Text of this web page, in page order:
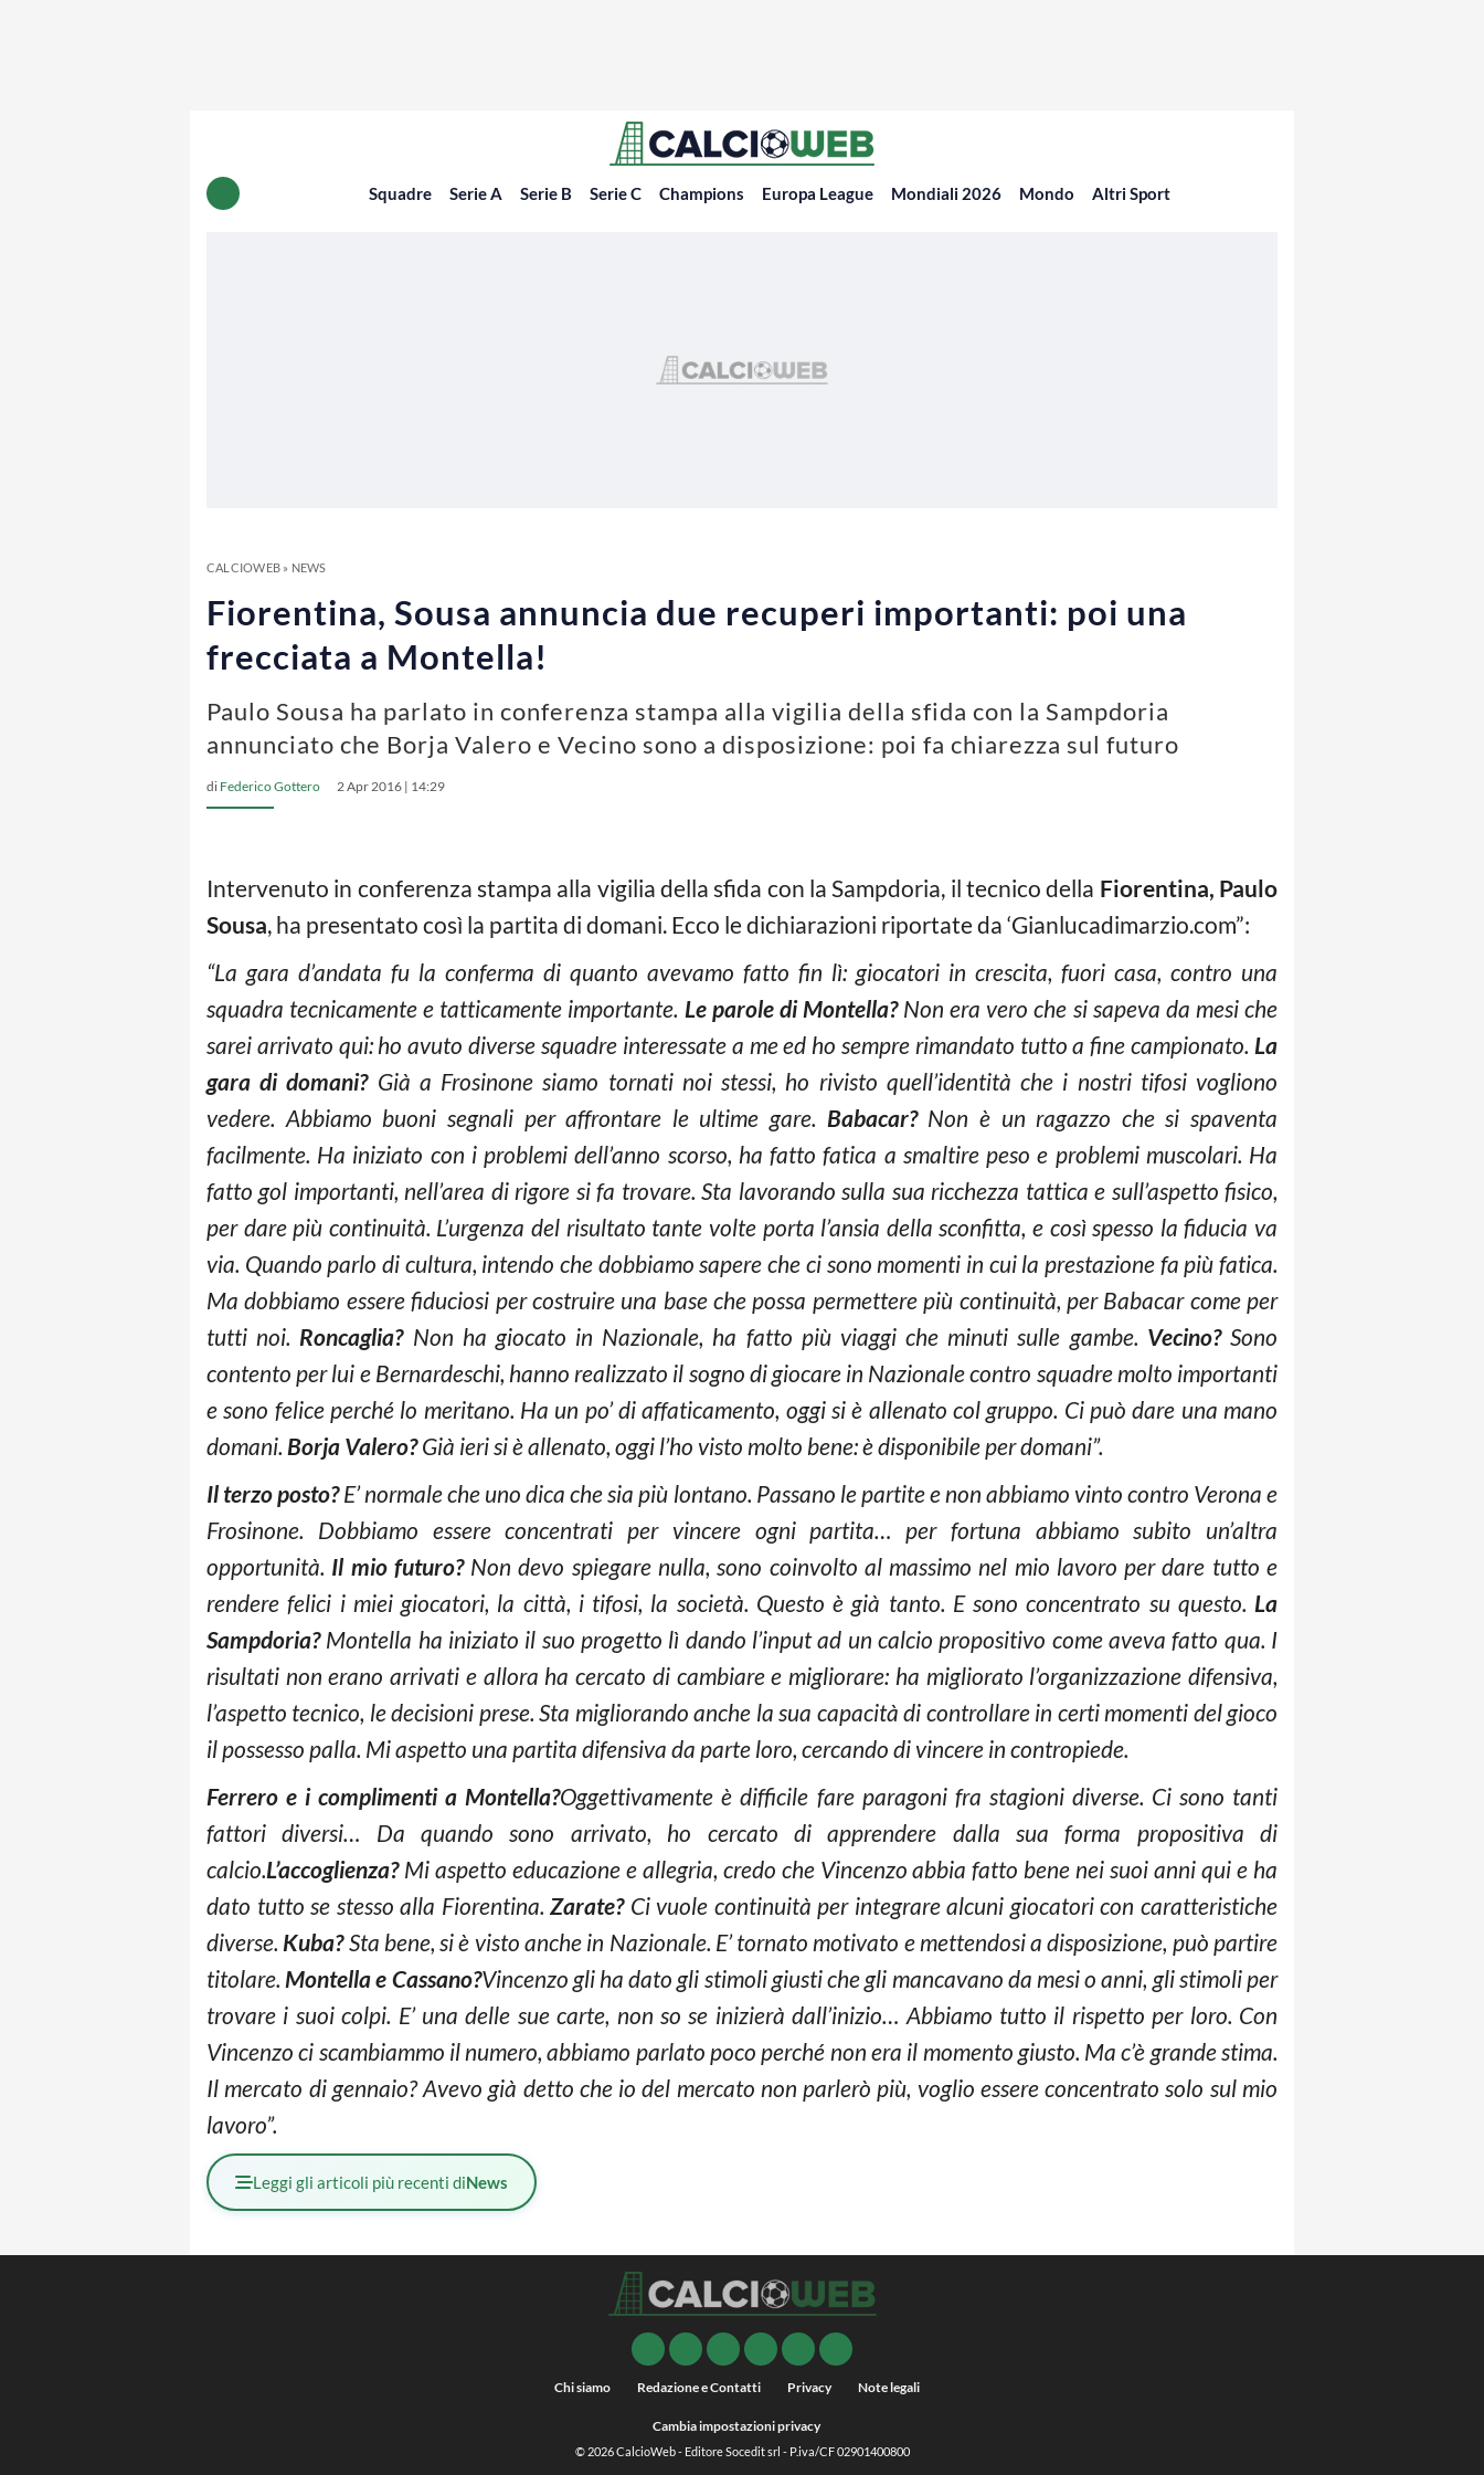
Squadre Serie A Serie B Serie C Champions Europa League Mondiali 2026 Mondo Altri Sport
CALCIOWEB» NEWS
Fiorentina, Sousa annuncia due recuperi importanti: poi una
frecciata a Montella!
Paulo Sousa ha parlato in conferenza stampa alla vigilia della sfida con la Sampdoria
annunciato che Borja Valero e Vecino sono a disposizione: poi fa chiarezza sul futuro
di Federico Gottero 2 Apr 2016 | 14:29
Intervenuto in conferenza stampa alla vigilia della sfida con la Sampdoria, il tecnico della Fiorentina, Paulo
Sousa, ha presentato così la partita di domani. Ecco le dichiarazioni riportate da ‘Gianlucadimarzio.com”:
“La gara d’andata fu la conferma di quanto avevamo fatto fin lì: giocatori in crescita, fuori casa, contro una
squadra tecnicamente e tatticamente importante. Le parole di Montella?Non era vero che si sapeva da mesi che
sarei arrivato qui: ho avuto diverse squadre interessate a me ed ho sempre rimandato tutto a fine campionato. La
gara di domani?Già a Frosinone siamo tornati noi stessi, ho rivisto quell’identità che i nostri tifosi vogliono
vedere. Abbiamo buoni segnali per affrontare le ultime gare. Babacar?Non è un ragazzo che si spaventa
facilmente. Ha iniziato con i problemi dell’anno scorso, ha fatto fatica a smaltire peso e problemi muscolari. Ha
fatto gol importanti, nell’area di rigore si fa trovare. Sta lavorando sulla sua ricchezza tattica e sull’aspetto fisico,
per dare più continuità. L’urgenza del risultato tante volte porta l’ansia della sconfitta, e così spesso la fiducia va
via. Quando parlo di cultura, intendo che dobbiamo sapere che ci sono momenti in cui la prestazione fa più fatica.
Ma dobbiamo essere fiduciosi per costruire una base che possa permettere più continuità, per Babacar come per
tutti noi. Roncaglia?Non ha giocato in Nazionale, ha fatto più viaggi che minuti sulle gambe. Vecino?Sono
contento per lui e Bernardeschi, hanno realizzato il sogno di giocare in Nazionale contro squadre molto importanti
e sono felice perché lo meritano. Ha un po’ di affaticamento, oggi si è allenato col gruppo. Ci può dare una mano
domani. Borja Valero?Già ieri si è allenato, oggi l’ho visto molto bene: è disponibile per domani”.
Il terzo posto?E’ normale che uno dica che sia più lontano. Passano le partite e non abbiamo vinto contro Verona e
Frosinone. Dobbiamo essere concentrati per vincere ogni partita… per fortuna abbiamo subito un’altra
opportunità. Il mio futuro?Non devo spiegare nulla, sono coinvolto al massimo nel mio lavoro per dare tutto e
rendere felici i miei giocatori, la città, i tifosi, la società. Questo è già tanto. E sono concentrato su questo. La
Sampdoria?Montella ha iniziato il suo progetto lì dando l’input ad un calcio propositivo come aveva fatto qua. I
risultati non erano arrivati e allora ha cercato di cambiare e migliorare: ha migliorato l’organizzazione difensiva,
l’aspetto tecnico, le decisioni prese. Sta migliorando anche la sua capacità di controllare in certi momenti del gioco
il possesso palla. Mi aspetto una partita difensiva da parte loro, cercando di vincere in contropiede.
Ferrero e i complimenti a Montella?Oggettivamente è difficile fare paragoni fra stagioni diverse. Ci sono tanti
fattori diversi… Da quando sono arrivato, ho cercato di apprendere dalla sua forma propositiva di
calcio.L’accoglienza?Mi aspetto educazione e allegria, credo che Vincenzo abbia fatto bene nei suoi anni qui e ha
dato tutto se stesso alla Fiorentina.Zarate?Ci vuole continuità per integrare alcuni giocatori con caratteristiche
diverse. Kuba?Sta bene, si è visto anche in Nazionale. E’ tornato motivato e mettendosi a disposizione, può partire
titolare. Montella e Cassano?Vincenzo gli ha dato gli stimoli giusti che gli mancavano da mesi o anni, gli stimoli per
trovare i suoi colpi. E’ una delle sue carte, non so se inizierà dall’inizio… Abbiamo tutto il rispetto per loro. Con
Vincenzo ci scambiammo il numero, abbiamo parlato poco perché non era il momento giusto. Ma c’è grande stima.
Il mercato di gennaio? Avevo già detto che io del mercato non parlerò più, voglio essere concentrato solo sul mio
lavoro”.
Leggi gli articoli più recenti diNews
Chi siamo Redazione e Contatti Privacy Note legali
Cambia impostazioni privacy
© 2026CalcioWeb- Editore Socedit srl - P.iva/CF 02901400800